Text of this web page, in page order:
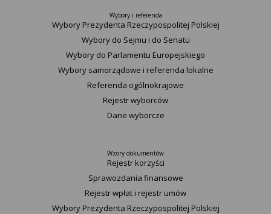
Wybory i referenda
Wybory Prezydenta Rzeczypospolitej Polskiej
Wybory do Sejmu i do Senatu
Wybory do Parlamentu Europejskiego
Wybory samorządowe i referenda lokalne
Referenda ogólnokrajowe
Rejestr wyborców
Dane wyborcze
Wzory dokumentów
Rejestr korzyści
Sprawozdania finansowe
Rejestr wpłat i rejestr umów
Wybory Prezydenta Rzeczypospolitej Polskiej